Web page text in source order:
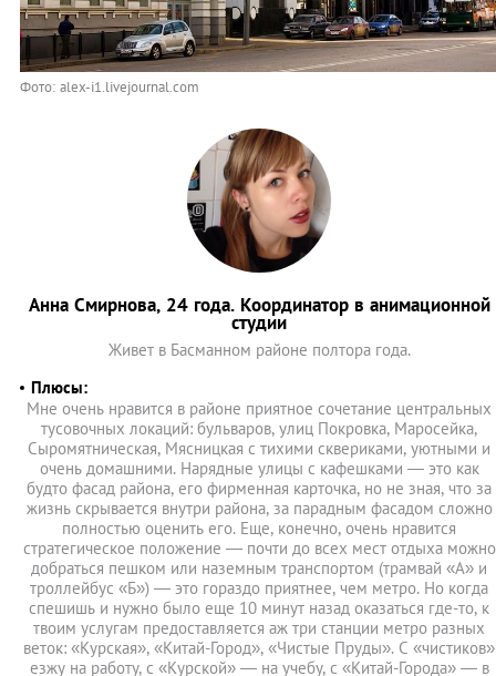
Фото: alex-i1.livejournal.com
Анна Смирнова, 24 года. Координатор в анимационной
студии
Живет в Басманном районе полтора года.
Плюсы:
Мне очень нравится в районе приятное сочетание центральных
тусовочных локаций: бульваров, улиц Покровка, Маросейка,
Сыромятническая, Мясницкая с тихими сквериками, уютными и
очень домашними. Нарядные улицы с кафешками — это как
будто фасад района, его фирменная карточка, но не зная, что за
жизнь скрывается внутри района, за парадным фасадом сложно
полностью оценить его. Еще, конечно, очень нравится
стратегическое положение — почти до всех мест отдыха можно
добраться пешком или наземным транспортом (трамвай «А» и
троллейбус «Б») — это гораздо приятнее, чем метро. Но когда
спешишь и нужно было еще 10 минут назад оказаться где-то, к
твоим услугам предоставляется аж три станции метро разных
веток: «Курская», «Китай-Город», «Чистые Пруды». С «чистиков»
езжу на работу, с «Курской» — на учебу, с «Китай-Города» — в